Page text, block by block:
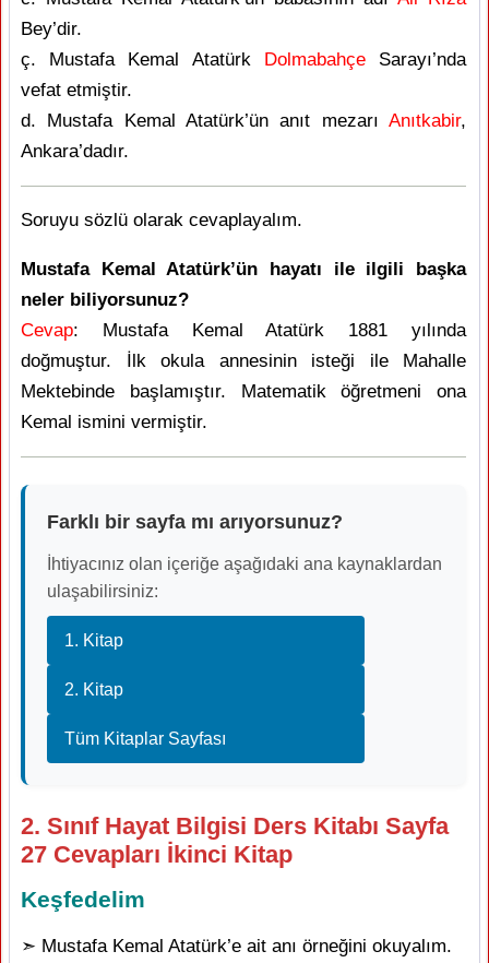
Bey’dir.
ç. Mustafa Kemal Atatürk DolmabahçeSarayı’nda
vefat etmiştir.
d. Mustafa Kemal Atatürk’ün anıt mezarı Anıtkabir,
Ankara’dadır.
Soruyu sözlü olarak cevaplayalım.
Mustafa Kemal Atatürk’ün hayatı ile ilgili başka
neler biliyorsunuz?
Cevap: Mustafa Kemal Atatürk 1881 yılında
doğmuştur. İlk okula annesinin isteği ile Mahalle
Mektebinde başlamıştır. Matematik öğretmeni ona
Kemal ismini vermiştir.
Farklı bir sayfa mı arıyorsunuz?
İhtiyacınız olan içeriğe aşağıdaki ana kaynaklardan
ulaşabilirsiniz:
1. Kitap
2. Kitap
Tüm Kitaplar Sayfası
2. Sınıf Hayat Bilgisi Ders Kitabı Sayfa
27 Cevapları İkinci Kitap
Keşfedelim
➣ Mustafa Kemal Atatürk’e ait anı örneğini okuyalım.